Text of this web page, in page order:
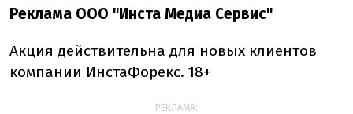
Реклама ООО "Инста Медиа Сервис"
Акция действительна для новых клиентов
компании ИнстаФорекс. 18+
РЕКЛАМА: